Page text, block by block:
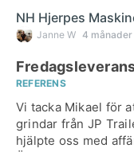
NH Hjerpes
Janne W 4
REFERENS
Vi tacka Mikael för
grindar från JP
hjälpte oss med